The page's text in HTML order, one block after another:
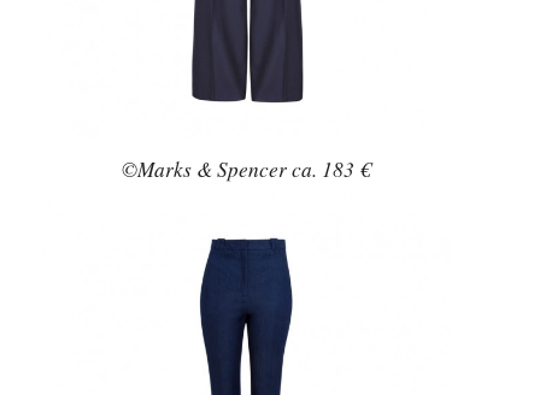
©Marks & Spencer ca. 183 €